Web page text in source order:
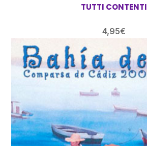
TUTTI CONTENTI
4,95€